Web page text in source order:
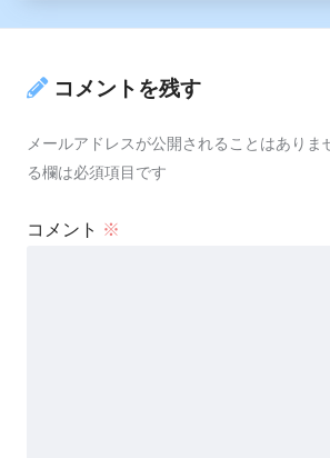
コメントを残す
メールアドレスが公開されることはありま
る欄は必須項目です
コメント ※